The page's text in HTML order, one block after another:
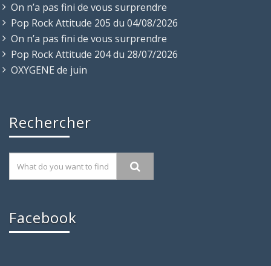
On n’a pas fini de vous surprendre
Pop Rock Attitude 205 du 04/08/2026
On n’a pas fini de vous surprendre
Pop Rock Attitude 204 du 28/07/2026
OXYGENE de juin
Rechercher
Facebook